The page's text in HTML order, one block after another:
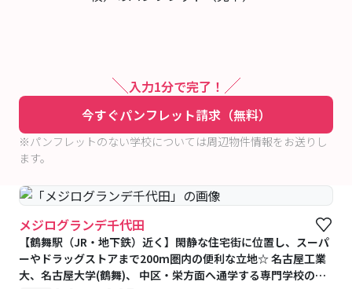
入力1分で完了！
今すぐパンフレット請求（無料）
※パンフレットのない学校については周辺物件情報をお送りし
ます。
メジログランデ千代田
【鶴舞駅（JR・地下鉄）近く】閑静な住宅街に位置し、スーパ
ーやドラッグストアまで200m圏内の便利な立地☆ 名古屋工業
大、名古屋大学(鶴舞)、 中区・栄方面へ通学する専門学校の学